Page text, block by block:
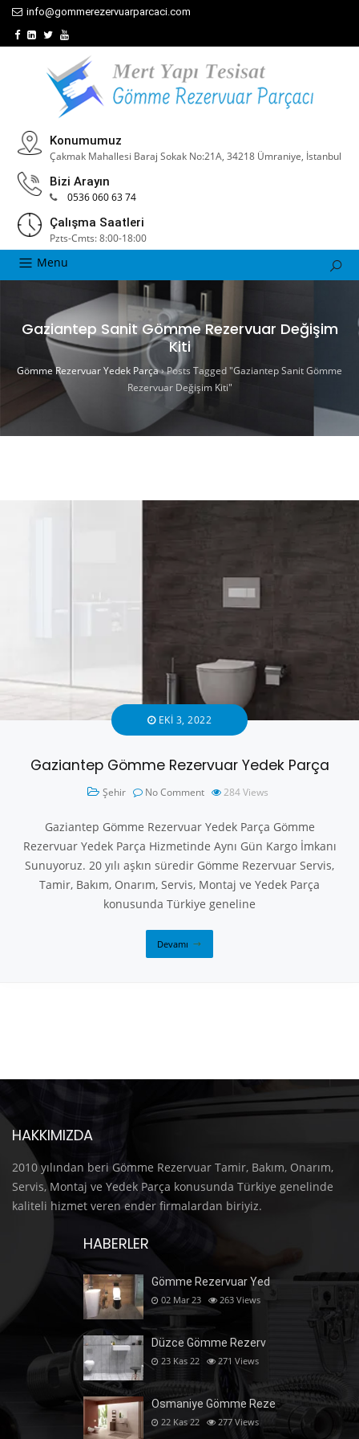
info@gommerezervuarparcaci.com
Konumumuz
Çakmak Mahallesi Baraj Sokak No:21A, 34218 Ümraniye, İstanbul
Bizi Arayın
0536 060 63 74
Çalışma Saatleri
Pzts-Cmts: 8:00-18:00
Menu
Gaziantep Sanit Gömme Rezervuar Değişim
Kiti
Gömme Rezervuar Yedek Parça›Posts Tagged "Gaziantep Sanit Gömme
Rezervuar Değişim Kiti"
EKI 3, 2022
Gaziantep Gömme Rezervuar Yedek Parça
Şehir No Comment 284Views
Gaziantep Gömme Rezervuar Yedek Parça Gömme
Rezervuar Yedek Parça Hizmetinde Aynı Gün Kargo İmkanı
Sunuyoruz. 20 yılı aşkın süredir Gömme Rezervuar Servis,
Tamir, Bakım, Onarım, Servis, Montaj ve Yedek Parça
konusunda Türkiye geneline
Devamı
HAKKIMIZDA
2010 yılından beri Gömme Rezervuar Tamir, Bakım, Onarım,
Servis, Montaj ve Yedek Parça konusunda Türkiye genelinde
kaliteli hizmet veren ender firmalardan biriyiz.
HABERLER
Gömme Rezervuar Yed
02 Mar 23 263 Views
Düzce Gömme Rezerv
23 Kas 22 271 Views
Osmaniye Gömme Reze
22 Kas 22 277 Views